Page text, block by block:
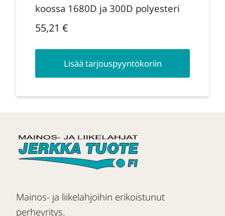
koossa 1680D ja 300D polyesteri
55,21 €
Lisää tarjouspyyntökoriin
Mainos- ja liikelahjoihin erikoistunut
perheyritys.